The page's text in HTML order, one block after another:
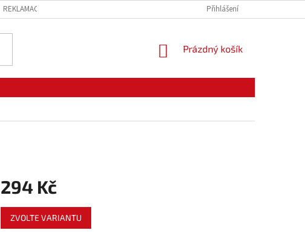
REKLAMACE ZBOŽÍ PODMÍNKY OCHRANY
Přihlášení
NÁKUPNÍ
Prázdný košík
294 Kč
Měrná
cena:
ZVOLTE VARIANTU